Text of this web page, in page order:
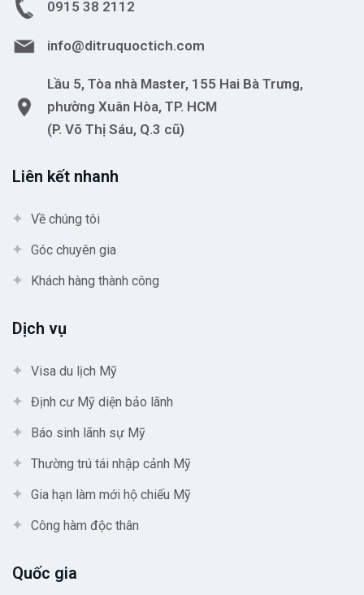
0915 38 2112
info@ditruquoctich.com
Lầu 5, Tòa nhà Master, 155 Hai Bà Trưng,
phường Xuân Hòa, TP. HCM
(P. Võ Thị Sáu, Q.3 cũ)
Liên kết nhanh
Về chúng tôi
Góc chuyên gia
Khách hàng thành công
Dịch vụ
Visa du lịch Mỹ
Định cư Mỹ diện bảo lãnh
Báo sinh lãnh sự Mỹ
Thường trú tái nhập cảnh Mỹ
Gia hạn làm mới hộ chiếu Mỹ
Công hàm độc thân
Quốc gia